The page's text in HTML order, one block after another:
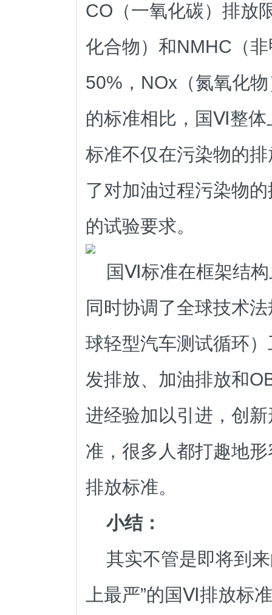
CO（一氧化碳）排放
化合物）和NMHC（
50%，NOx（氮氧化
的标准相比，国Ⅵ整体
标准不仅在污染物的
了对加油过程污染物
的试验要求。
国Ⅵ标准在框架结
同时协调了全球技术
球轻型汽车测试循环
发排放、加油排放和
进经验加以引进，创
准，很多人都打趣地
排放标准。
小结：
其实不管是即将到
上最严”的国Ⅵ排放标准